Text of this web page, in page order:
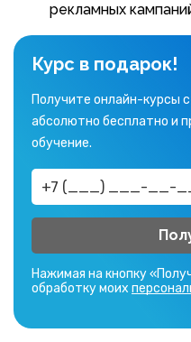
рекламных
Курс в подарок!
Получите онлайн-курсы
абсолютно бесплатно и
обучение.
Нажимая на кнопку
обработку моих